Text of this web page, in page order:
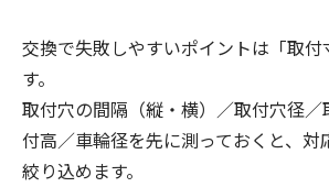
交換で失敗しやすいポイントは「取付
す。
取付穴の間隔（縦・横）／取付穴径
付高／車輪径を先に測っておくと、対
絞り込めます。